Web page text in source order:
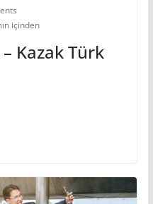
içinden
Kazak Türk